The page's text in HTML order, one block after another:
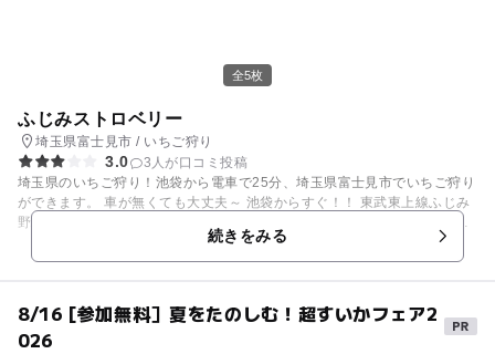
全5枚
ふじみストロベリー
埼玉県富士見市 / いちご狩り
3.0
3人が口コミ投稿
埼玉県のいちご狩り！池袋から電車で25分、埼玉県富士見市でいちご狩り
ができます。 車が無くても大丈夫～ 池袋からすぐ！！ 東武東上線ふじみ
野駅から徒歩15分の場所で、交通便利です。 もちろん お車も大丈夫で
す！駐車場（15～20台）あるので安心です。 今年もおいしいイチゴがで
きました！ご来園をお待ちしています。 天敵や殺菌灯を使って、安心して
ーム4個分の巨大ショッピングモールです。 おいしいイチゴを食べたら、
「ららぽーと富士見」 へ 遊びに行ってはいかが？
続きをみる
8/16 [参加無料］夏をたのしむ！超すいかフェア2
026